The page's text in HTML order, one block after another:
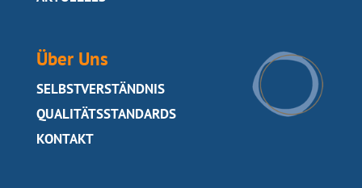
Über Uns
SEITE
SELBSTVERSTÄNDNIS
QUALITÄTSSTANDARDS
SEITE
KONTAKT